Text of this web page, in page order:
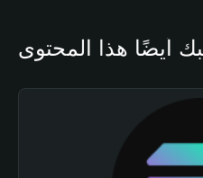
أيضًا هذا المحتوى